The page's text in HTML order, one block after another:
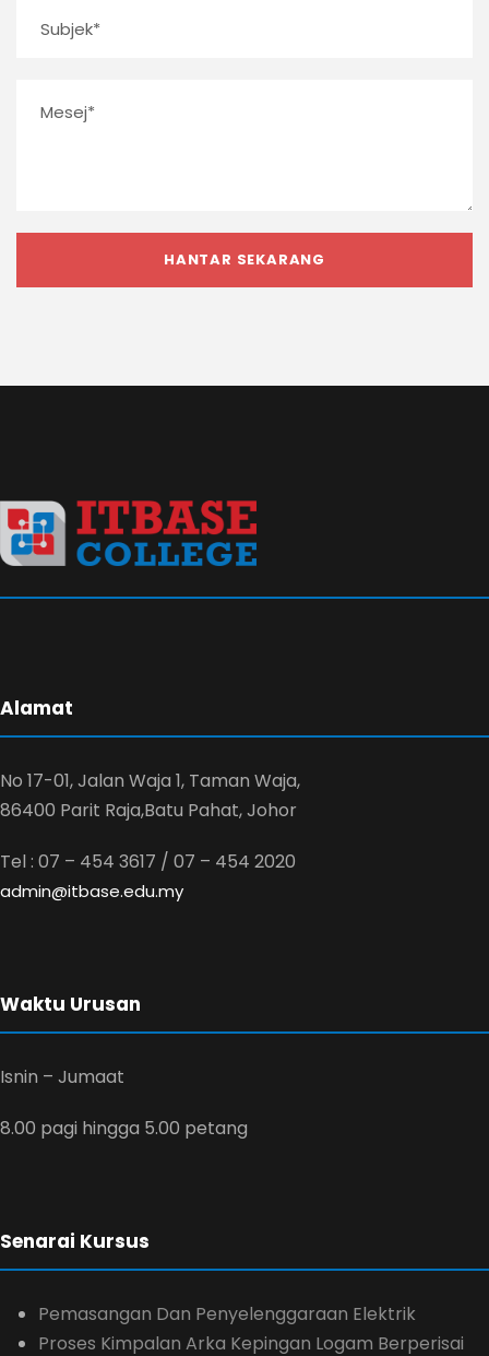
Alamat
No 17-01, Jalan Waja 1, Taman Waja,
86400 Parit Raja,Batu Pahat, Johor
Tel : 07 – 454 3617 / 07 – 454 2020
admin@itbase.edu.my
Waktu Urusan
Isnin – Jumaat
8.00 pagi hingga 5.00 petang
Senarai Kursus
Pemasangan Dan Penyelenggaraan Elektrik
Proses Kimpalan Arka Kepingan Logam Berperisai